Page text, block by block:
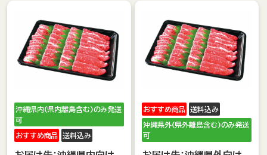
沖縄県内(県内離島含む)のみ発送
可
おすすめ商品 送料込み
おすすめ商品 送料込み
沖縄県外(県外離島含む)のみ発送
可